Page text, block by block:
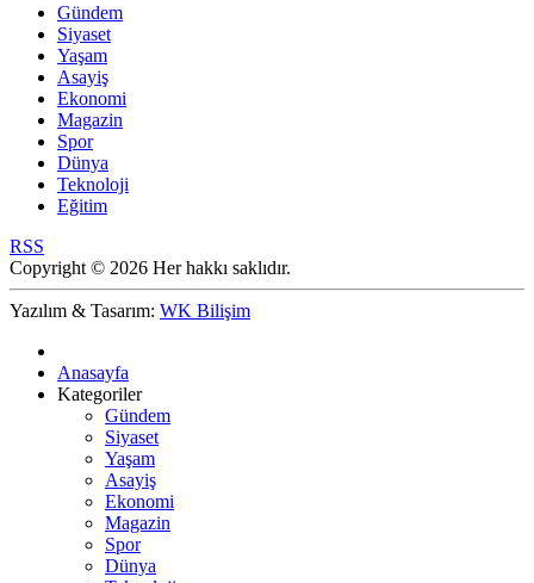
Gündem
Siyaset
Yaşam
Asayiş
Ekonomi
Magazin
Spor
Dünya
Teknoloji
Eğitim
RSS
Copyright © 2026 Her hakkı saklıdır.
Yazılım & Tasarım: WK Bilişim
Anasayfa
Kategoriler
Gündem
Siyaset
Yaşam
Asayiş
Ekonomi
Magazin
Spor
Dünya